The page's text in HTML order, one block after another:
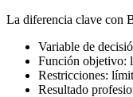
La diferencia clave con
Variable de
Función objetivo:
Restricciones:
Resultado